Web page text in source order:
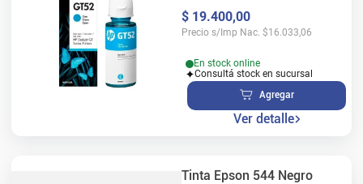
$ 19.400,00
Precio s/Imp Nac. $16.033,06
En stock online
Consultá stock en sucursal
Agregar
Ver detalle
Tinta Epson 544 Negro